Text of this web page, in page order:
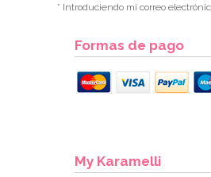
* Introduciendo mi correo
Formas de pago
My Karamelli